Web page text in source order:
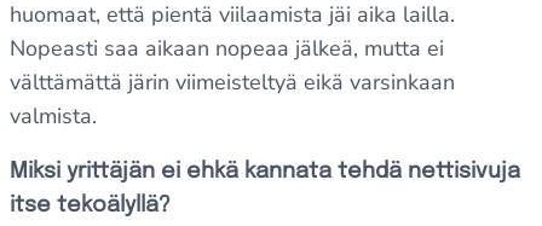
huomaat, että pientä viilaamista jäi aika lailla.
Nopeasti saa aikaan nopeaa jälkeä, mutta ei
välttämättä järin viimeisteltyä eikä varsinkaan
valmista.
Miksi yrittäjän ei ehkä kannata tehdä nettisivuja
itse tekoälyllä?